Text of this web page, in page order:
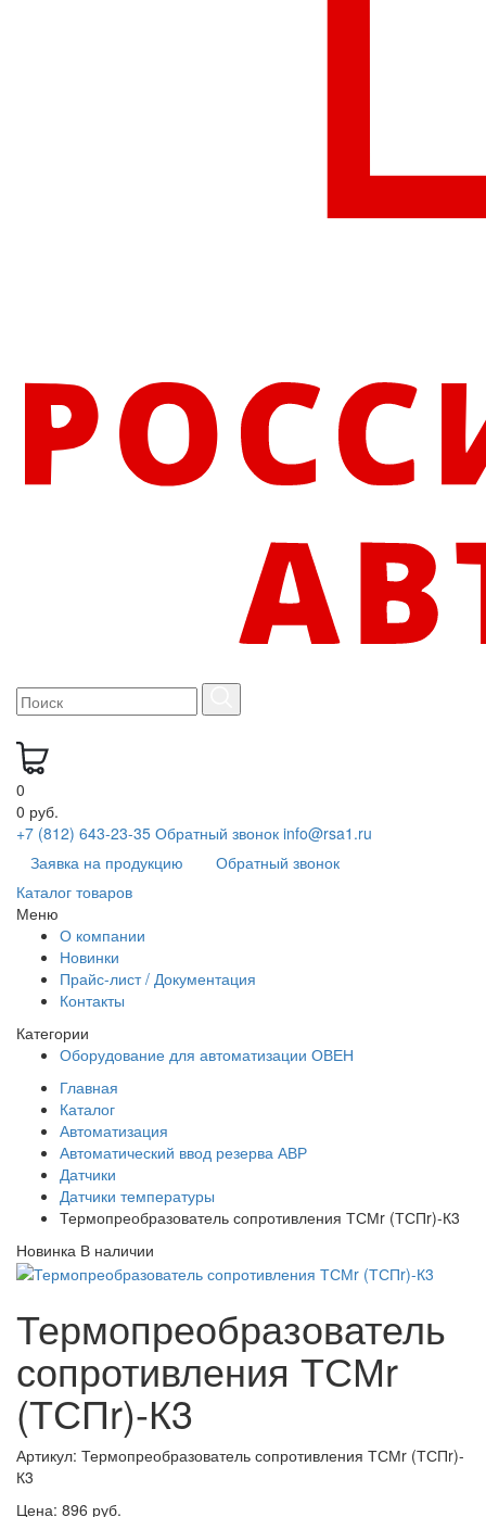
0
0 руб.
+7 (812) 643-23-35 Обратный звонок info@rsa1.ru
Заявка на продукцию
Обратный звонок
Каталог товаров
Меню
О компании
Новинки
Прайс-лист / Документация
Контакты
Категории
Оборудование для автоматизации ОВЕН
Главная
Каталог
Автоматизация
Автоматический ввод резерва АВР
Датчики
Датчики температуры
Термопреобразователь сопротивления ТСМr (ТСПr)-К3
Новинка В наличии
Термопреобразователь
сопротивления ТСМr
(ТСПr)-К3
Артикул: Термопреобразователь сопротивления ТСМr (ТСПr)-
К3
Цена: 896 руб.